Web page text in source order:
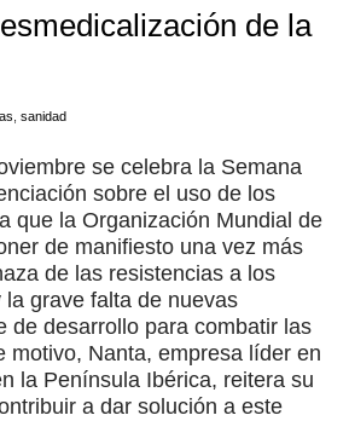
de la
sanidad
se celebra la Semana
sobre el uso de los
que la Organización Mundial de
de manifiesto una vez más
de las resistencias a los
grave falta de nuevas
de desarrollo para combatir las
motivo, Nanta, empresa líder en
la Península Ibérica, reitera su
a dar solución a este